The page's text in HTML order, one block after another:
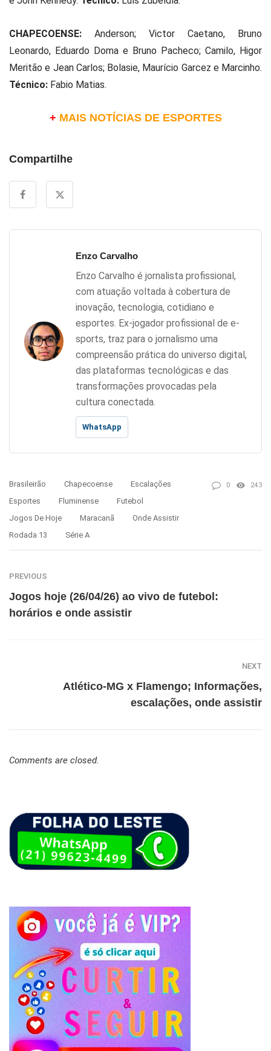
CHAPECOENSE: Anderson; Victor Caetano, Bruno
Leonardo, Eduardo Doma e Bruno Pacheco; Camilo, Higor
Meritão e Jean Carlos; Bolasie, Maurício Garcez e Marcinho.
Técnico: Fabio Matias.
+ MAIS NOTÍCIAS DE ESPORTES
Compartilhe
Enzo Carvalho
Enzo Carvalho é jornalista profissional,
com atuação voltada à cobertura de
inovação, tecnologia, cotidiano e
esportes. Ex-jogador profissional de e-
sports, traz para o jornalismo uma
compreensão prática do universo digital,
das plataformas tecnológicas e das
transformações provocadas pela
cultura conectada.
WhatsApp
Brasileirão Chapecoense
Escalações
Esportes
Fluminense
Futebol
Jogos De Hoje
Maracanã
Onde Assistir
Rodada 13
Série A
0 243
PREVIOUS
Jogos hoje (26/04/26) ao vivo de futebol:
horários e onde assistir
NEXT
Atlético-MG x Flamengo; Informações,
escalações, onde assistir
Comments are closed.